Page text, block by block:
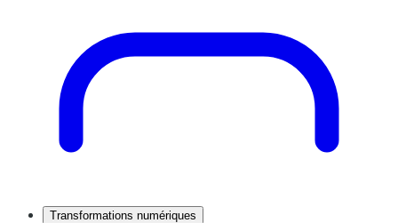
Transformations numériques